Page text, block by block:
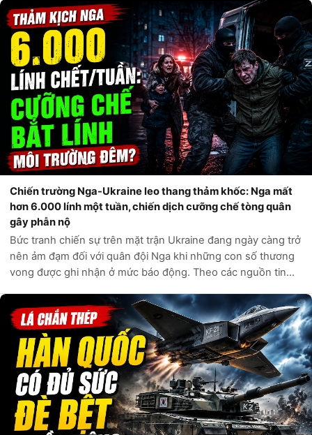
An ninh Nội địa Hoa Kỳ,...
Chiến trường Nga-Ukraine leo thang thảm khốc: Nga mất
hơn 6.000 lính một tuần, chiến dịch cưỡng chế tòng quân
gây phẫn nộ
Bức tranh chiến sự trên mặt trận Ukraine đang ngày càng trở
nên ảm đạm đối với quân đội Nga khi những con số thương
vong được ghi nhận ở mức báo động. Theo các nguồn tin
vòng một tuần qua, q...